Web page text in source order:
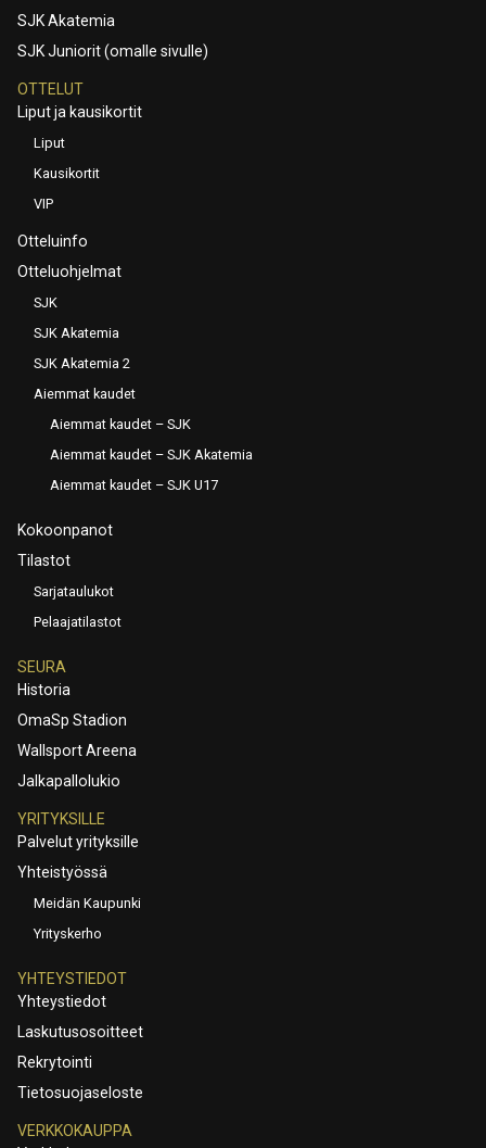
SJK Akatemia
SJK Juniorit (omalle sivulle)
OTTELUT
Liput ja kausikortit
Liput
Kausikortit
VIP
Otteluinfo
Otteluohjelmat
SJK
SJK Akatemia
SJK Akatemia 2
Aiemmat kaudet
Aiemmat kaudet – SJK
Aiemmat kaudet – SJK Akatemia
Aiemmat kaudet – SJK U17
Kokoonpanot
Tilastot
Sarjataulukot
Pelaajatilastot
SEURA
Historia
OmaSp Stadion
Wallsport Areena
Jalkapallolukio
YRITYKSILLE
Palvelut yrityksille
Yhteistyössä
Meidän Kaupunki
Yrityskerho
YHTEYSTIEDOT
Yhteystiedot
Laskutusosoitteet
Rekrytointi
Tietosuojaseloste
VERKKOKAUPPA